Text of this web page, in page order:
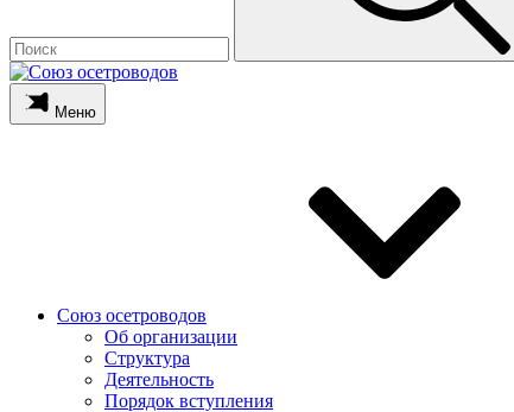
Меню
Союз осетроводов
Об организации
Структура
Деятельность
Порядок вступления